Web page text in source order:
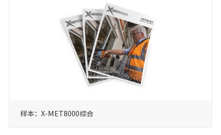
样本：X-MET8000综合